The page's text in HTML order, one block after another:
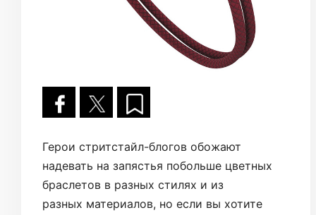
Герои стритстайл-блогов обожают
надевать на запястья побольше цветных
браслетов в разных стилях и из
разных материалов, но если вы хотите